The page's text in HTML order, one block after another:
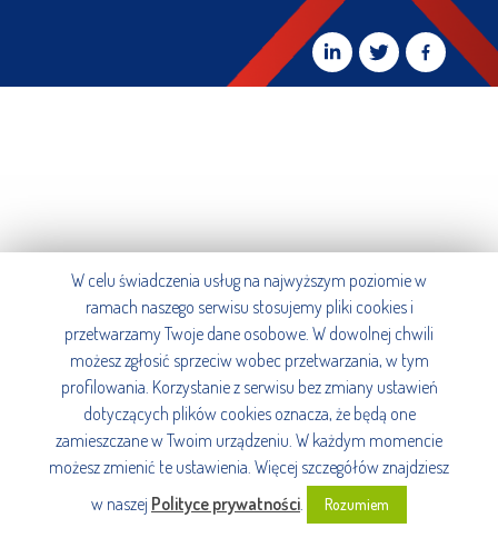
W celu świadczenia usług na najwyższym poziomie w
ramach naszego serwisu stosujemy pliki cookies i
przetwarzamy Twoje dane osobowe. W dowolnej chwili
możesz zgłosić sprzeciw wobec przetwarzania, w tym
profilowania. Korzystanie z serwisu bez zmiany ustawień
dotyczących plików cookies oznacza, że będą one
zamieszczane w Twoim urządzeniu. W każdym momencie
możesz zmienić te ustawienia. Więcej szczegółów znajdziesz
w naszej Polityce prywatności. Rozumiem